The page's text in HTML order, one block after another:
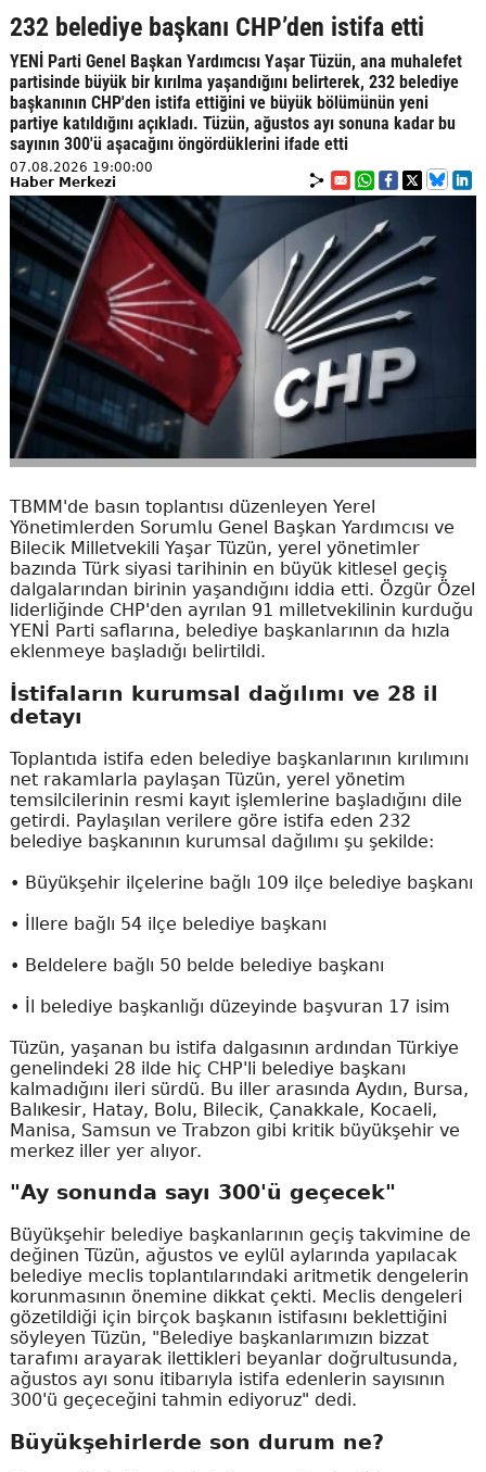
232 belediye başkanı CHP’den istifa etti
YENİ Parti Genel Başkan Yardımcısı Yaşar Tüzün, ana muhalefet
partisinde büyük bir kırılma yaşandığını belirterek, 232 belediye
başkanının CHP'den istifa ettiğini ve büyük bölümünün yeni
partiye katıldığını açıkladı. Tüzün, ağustos ayı sonuna kadar bu
sayının 300'ü aşacağını öngördüklerini ifade etti
07.08.2026 19:00:00
Haber Merkezi
TBMM'de basın toplantısı düzenleyen Yerel
Yönetimlerden Sorumlu Genel Başkan Yardımcısı ve
Bilecik Milletvekili Yaşar Tüzün, yerel yönetimler
bazında Türk siyasi tarihinin en büyük kitlesel geçiş
dalgalarından birinin yaşandığını iddia etti. Özgür Özel
liderliğinde CHP'den ayrılan 91 milletvekilinin kurduğu
YENİ Parti saflarına, belediye başkanlarının da hızla
eklenmeye başladığı belirtildi.
İstifaların kurumsal dağılımı ve 28 il
detayı
Toplantıda istifa eden belediye başkanlarının kırılımını
net rakamlarla paylaşan Tüzün, yerel yönetim
temsilcilerinin resmi kayıt işlemlerine başladığını dile
getirdi. Paylaşılan verilere göre istifa eden 232
belediye başkanının kurumsal dağılımı şu şekilde:
• Büyükşehir ilçelerine bağlı 109 ilçe belediye başkanı
• İllere bağlı 54 ilçe belediye başkanı
• Beldelere bağlı 50 belde belediye başkanı
• İl belediye başkanlığı düzeyinde başvuran 17 isim
Tüzün, yaşanan bu istifa dalgasının ardından Türkiye
genelindeki 28 ilde hiç CHP'li belediye başkanı
kalmadığını ileri sürdü. Bu iller arasında Aydın, Bursa,
Balıkesir, Hatay, Bolu, Bilecik, Çanakkale, Kocaeli,
Manisa, Samsun ve Trabzon gibi kritik büyükşehir ve
merkez iller yer alıyor.
"Ay sonunda sayı 300'ü geçecek"
Büyükşehir belediye başkanlarının geçiş takvimine de
değinen Tüzün, ağustos ve eylül aylarında yapılacak
belediye meclis toplantılarındaki aritmetik dengelerin
korunmasının önemine dikkat çekti. Meclis dengeleri
gözetildiği için birçok başkanın istifasını beklettiğini
söyleyen Tüzün, "Belediye başkanlarımızın bizzat
tarafımı arayarak ilettikleri beyanlar doğrultusunda,
ağustos ayı sonu itibarıyla istifa edenlerin sayısının
300'ü geçeceğini tahmin ediyoruz" dedi.
Büyükşehirlerde son durum ne?